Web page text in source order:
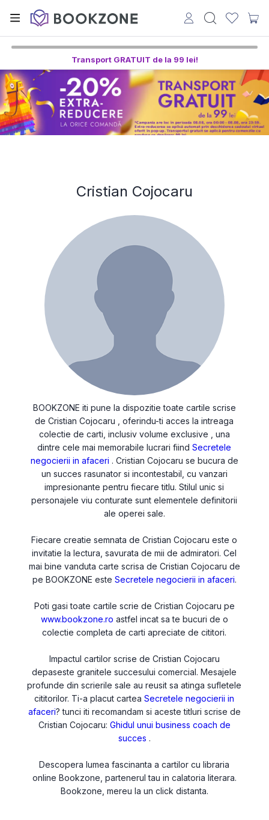
Transport GRATUIT de la 99 lei!
Cristian Cojocaru
BOOKZONE iti pune la dispozitie toate cartile scrise
de Cristian Cojocaru , oferindu-ti acces la intreaga
colectie de carti, inclusiv volume exclusive , una
dintre cele mai memorabile lucrari fiindSecretele
negocierii in afaceri . Cristian Cojocaru se bucura de
un succes rasunator si incontestabil, cu vanzari
impresionante pentru fiecare titlu. Stilul unic si
personajele viu conturate sunt elementele definitorii
ale operei sale.
Fiecare creatie semnata de Cristian Cojocaru este o
invitatie la lectura, savurata de mii de admiratori. Cel
mai bine vanduta carte scrisa de Cristian Cojocaru de
pe BOOKZONE este Secretele negocierii in afaceri.
Poti gasi toate cartile scrie de Cristian Cojocaru pe
www.bookzone.ro astfel incat sa te bucuri de o
colectie completa de carti apreciate de cititori.
Impactul cartilor scrise de Cristian Cojocaru
depaseste granitele succesului comercial. Mesajele
profunde din scrierile sale au reusit sa atinga sufletele
cititorilor. Ti-a placut carteaSecretele negocierii in
afaceri? tunci iti recomandam si aceste titluri scrise de
Cristian Cojocaru: Ghidul unui business coach de
succes .
Descopera lumea fascinanta a cartilor cu libraria
online Bookzone, partenerul tau in calatoria literara.
Bookzone, mereu la un click distanta.